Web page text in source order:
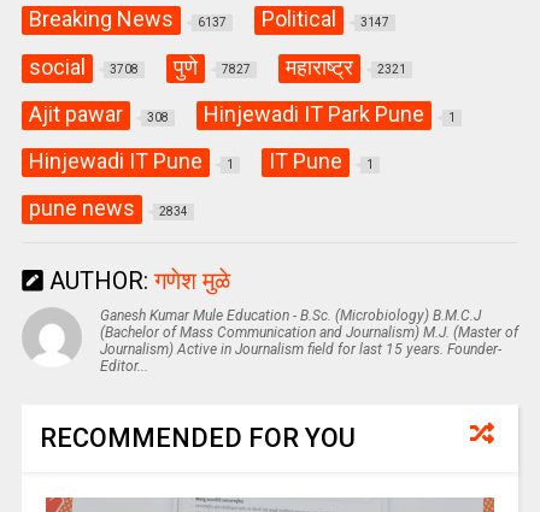
Breaking News 6137 Political 3147
social 3708 पुणे 7827 महाराष्ट्र 2321
Ajit pawar 308 Hinjewadi IT Park Pune 1
Hinjewadi IT Pune 1 IT Pune 1
pune news 2834
AUTHOR:गणेश मुळे
Ganesh Kumar Mule Education - B.Sc. (Microbiology) B.M.C.J
(Bachelor of Mass Communication and Journalism) M.J. (Master of
Journalism) Active in Journalism field for last 15 years. Founder-
Editor...
RECOMMENDED FOR YOU